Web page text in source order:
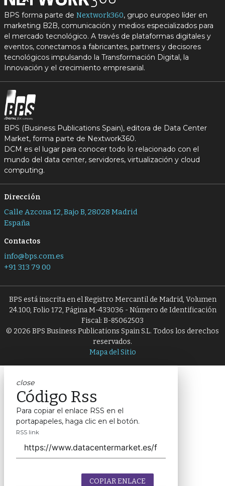
BPS forma parte de Nextwork360, grupo europeo líder en
marketing B2B, comunicación y medios especializados para
el mercado tecnológico. A través de plataformas digitales y
eventos, conectamos a fabricantes, partners y decisores
tecnológicos impulsando la Transformación Digital, la
Innovación y el crecimiento empresarial.
BPS (Business Publications Spain), editora de Data Center
Market, forma parte de Nextwork360.
DCM es el lugar para conocer todo lo relacionado con el
mundo del data center, servidores, virtualización y cloud
computing.
Dirección
Calle Azcona 12, Bajo B, 28028 Madrid
España
Contactos
info@bps.com.es
+91 313 79 00
BPS está inscrita en el Registro Mercantil de Madrid, Volumen
24.100, Folio 172, Página M-433036 - Número de Identificación
Fiscal: B-85062503
© 2026 BPS Business Publications Spain S.L. Todos los derechos
reservados.
Mapa del Sitio
close
Código Rss
Para copiar el enlace RSS en el
portapapeles, haga clic en el botón.
RSS link
COPIAR ENLACE